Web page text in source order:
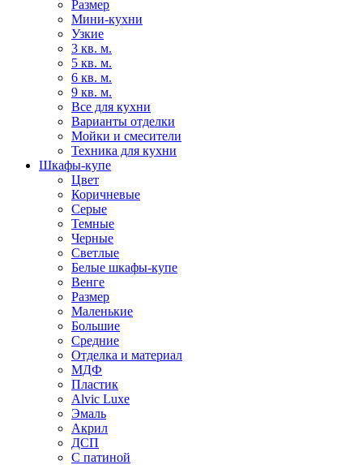
Размер
Мини-кухни
Узкие
3 кв. м.
5 кв. м.
6 кв. м.
9 кв. м.
Все для кухни
Варианты отделки
Мойки и смесители
Техника для кухни
Шкафы-купе
Цвет
Коричневые
Серые
Темные
Черные
Светлые
Белые шкафы-купе
Венге
Размер
Маленькие
Большие
Средние
Отделка и материал
МДФ
Пластик
Alvic Luxe
Эмаль
Акрил
ДСП
С патиной